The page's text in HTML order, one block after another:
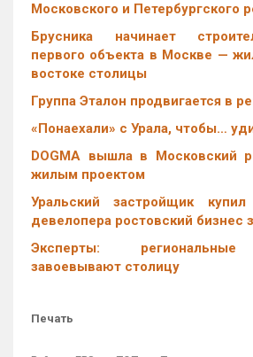
Московского и Петербургского
Брусника начинает
первого объекта в Москве —
востоке столицы
Группа Эталон продвигается в
«Понаехали» с Урала, чтобы…
DOGMA вышла в Московский
жилым проектом
Уральский застройщик
девелопера ростовский бизнес
Эксперты: региональные
завоевывают столицу
Печать